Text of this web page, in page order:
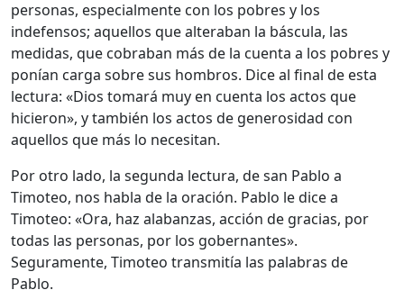
personas, especialmente con los pobres y los
indefensos; aquellos que alteraban la báscula, las
medidas, que cobraban más de la cuenta a los pobres y
ponían carga sobre sus hombros. Dice al final de esta
lectura: «Dios tomará muy en cuenta los actos que
hicieron», y también los actos de generosidad con
aquellos que más lo necesitan.
Por otro lado, la segunda lectura, de san Pablo a
Timoteo, nos habla de la oración. Pablo le dice a
Timoteo: «Ora, haz alabanzas, acción de gracias, por
todas las personas, por los gobernantes».
Seguramente, Timoteo transmitía las palabras de
Pablo.